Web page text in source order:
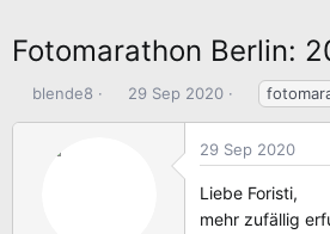
Fotomarathon Berlin:
E
blende8
E
29 Sep 2020
S
l
a
g
29 Sep 2020
Liebe Foristi,
mehr zufällig